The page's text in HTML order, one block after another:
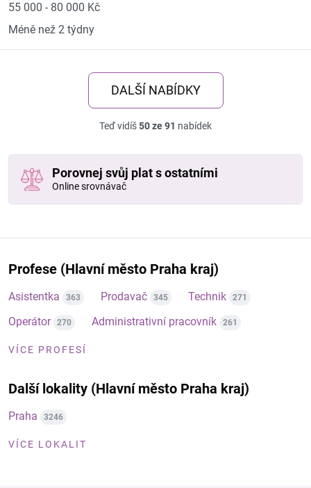
55 000 - 80 000 Kč
Méně než 2 týdny
DALŠÍ NABÍDKY
Teď vidíš50 ze 91 nabídek
Porovnej svůj plat s ostatními
Online srovnávač
Profese (Hlavní město Praha kraj)
Asistentka 363 Prodavač 345 Technik 271
Operátor 270 Administrativní pracovník 261
VÍCE PROFESÍ
Další lokality (Hlavní město Praha kraj)
Praha 3246
VÍCE LOKALIT